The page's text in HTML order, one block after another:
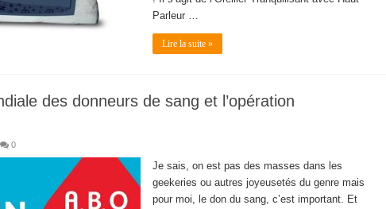
Parleur …
Lire la suite »
des donneurs de sang et l’opération
0
Je sais, on est pas des masses dans les
geekeries ou autres joyeusetés du genre mais
pour moi, le don du sang, c’est important. Et